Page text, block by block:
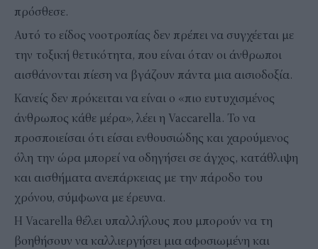
πρόσθεσε.
Αυτό το είδος νοοτροπίας δεν πρέπει να συγχέεται με
την τοξική θετικότητα, που είναι όταν οι άνθρωποι
αισθάνονται πίεση να βγάζουν πάντα μια αισιοδοξία.
Κανείς δεν πρόκειται να είναι ο «πιο ευτυχισμένος
άνθρωπος κάθε μέρα», λέει η Vaccarella. Το να
προσποιείσαι ότι είσαι ενθουσιώδης και χαρούμενος
όλη την ώρα μπορεί να οδηγήσει σε άγχος, κατάθλιψη
και αισθήματα ανεπάρκειας με την πάροδο του
χρόνου, σύμφωνα με έρευνα.
Η Vacarella θέλει υπαλλήλους που μπορούν να τη
βοηθήσουν να καλλιεργήσει μια αφοσιωμένη και